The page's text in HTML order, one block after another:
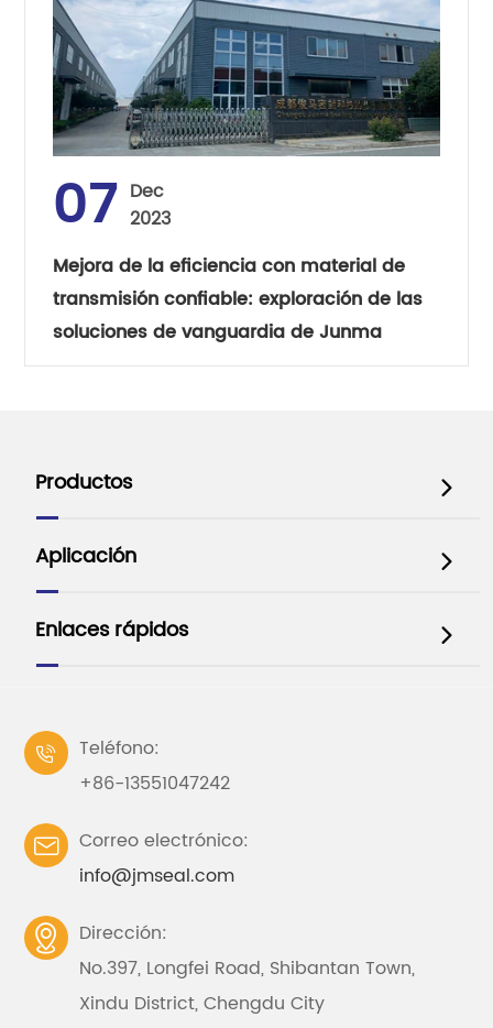
07 Dec
2023
Mejora de la eficiencia con material de
transmisión confiable: exploración de las
soluciones de vanguardia de Junma
Productos 
Aplicación 
Enlaces rápidos 

Teléfono:
+86-13551047242

Correo electrónico:
info@jmseal.com

Dirección:
No.397, Longfei Road, Shibantan Town,
Xindu District, Chengdu City